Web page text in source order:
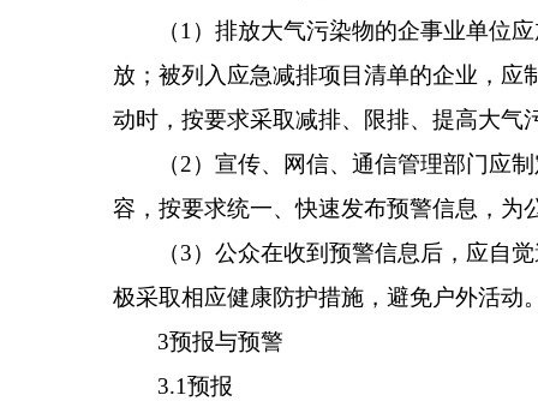
（1 ）排放大气污染物的企事业单位
放；被列入应急减排项目清单的企业，
动时，按要求采取减排、限排、提高大气
（2）宣传、网信、通信管理部门应
容，按要求统一、快速发布预警信息，为
（3）公众在收到预警信息后，应自
极采取相应健康防护措施，避免户外活动
3预报与预警
3.1预报